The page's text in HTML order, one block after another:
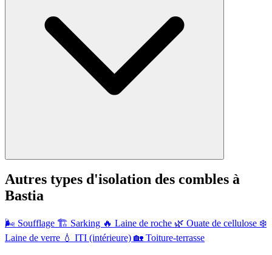
Autres types d'isolation des combles à
Bastia
🌬️ Soufflage 🏗️ Sarking 🔥 Laine de roche 🌿 Ouate de cellulose ❄️
Laine de verre 💧 ITI (intérieure) 🏡 Toiture-terrasse